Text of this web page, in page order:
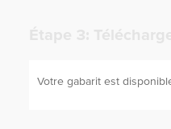
Votre gabarit est